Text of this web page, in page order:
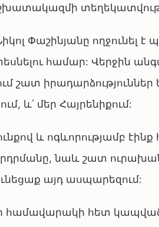
Փաշինյանը ողջունել
համար: Վերջին
շատ իրադարձություններ
և՛ մեր Հայրենիքում:
և ոգևորությամբ
նաև շատ
այդ ասպարեզում:
համավարակի հետ կապված